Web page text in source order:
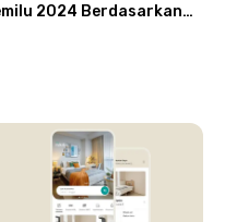
2024 Berdasarkan